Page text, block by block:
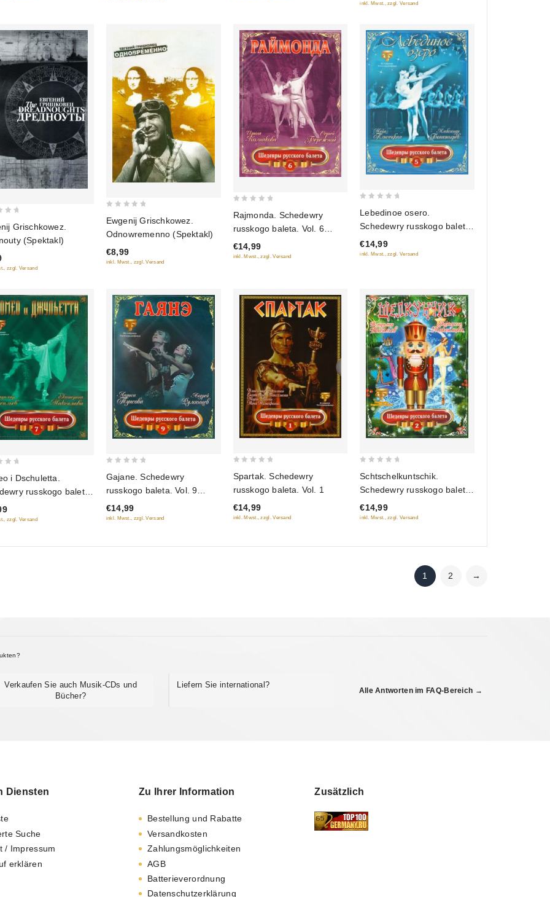
inkl. Mwst., zzgl. Versand
Grischkowez.
(Spektakl)
zzgl. Versand
out
of
5
Ewgenij Grischkowez.
Odnowremenno (Spektakl)
€8,99
inkl. Mwst., zzgl. Versand
out
of
5
Rajmonda. Schedewry
russkogo baleta. Vol. 6
(Geschenkausgabe)
€14,99
inkl. Mwst., zzgl. Versand
of
5
Lebedinoe osero.
Schedewry russkogo baleta.
Vol. 5
€14,99
inkl. Mwst., zzgl. Versand
i Dschuletta.
russkogo baleta.
zzgl. Versand
out
of
5
Gajane. Schedewry
russkogo baleta. Vol. 9
(Geschenkausgabe)
€14,99
inkl. Mwst., zzgl. Versand
out
of
5
Spartak. Schedewry
russkogo baleta. Vol. 1
€14,99
inkl. Mwst., zzgl. Versand
of
5
Schtschelkuntschik.
Schedewry russkogo baleta.
Vol. 2
€14,99
inkl. Mwst., zzgl. Versand
1 2 →
Verkaufen Sie auch Musik-CDs und
Bücher?
Liefern Sie international?
Alle Antworten im FAQ-Bereich →
Diensten
Suche
/ Impressum
erklären
Zu Ihrer Information
Bestellung und Rabatte
Versandkosten
Zahlungsmöglichkeiten
AGB
Batterieverordnung
Datenschutzerklärung
Zusätzlich